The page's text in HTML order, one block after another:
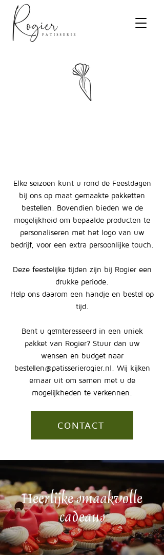
Elke seizoen kunt u rond de Feestdagen
bij ons op maat gemaakte pakketten
bestellen. Bovendien bieden we de
mogelijkheid om bepaalde producten te
personaliseren met het logo van uw
bedrijf, voor een extra persoonlijke touch.
Deze feestelijke tijden zijn bij Rogier een
drukke periode.
Help ons daarom een handje en bestel op
tijd.
Bent u geïnteresseerd in een uniek
pakket van Rogier? Stuur dan uw
wensen en budget naar
bestellen@patisserierogier.nl . Wij kijken
ernaar uit om samen met u de
mogelijkheden te verkennen.
CONTACT
Heerlijke smaakvolle
cadeaus